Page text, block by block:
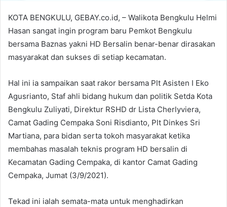
KOTA BENGKULU, GEBAY.co.id, – Walikota Bengkulu Helmi
Hasan sangat ingin program baru Pemkot Bengkulu
bersama Baznas yakni HD Bersalin benar-benar dirasakan
masyarakat dan sukses di setiap kecamatan.
Hal ini ia sampaikan saat rakor bersama Plt Asisten I Eko
Agusrianto, Staf ahli bidang hukum dan politik Setda Kota
Bengkulu Zuliyati, Direktur RSHD dr Lista Cherlyviera,
Camat Gading Cempaka Soni Risdianto, Plt Dinkes Sri
Martiana, para bidan serta tokoh masyarakat ketika
membahas masalah teknis program HD bersalin di
Kecamatan Gading Cempaka, di kantor Camat Gading
Cempaka, Jumat (3/9/2021).
Tekad ini ialah semata-mata untuk menghadirkan